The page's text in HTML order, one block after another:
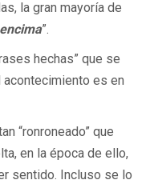
la gran mayoría de
”.
hechas” que se
es en
“ronroneado” que
en la época de ello,
sentido. Incluso se lo